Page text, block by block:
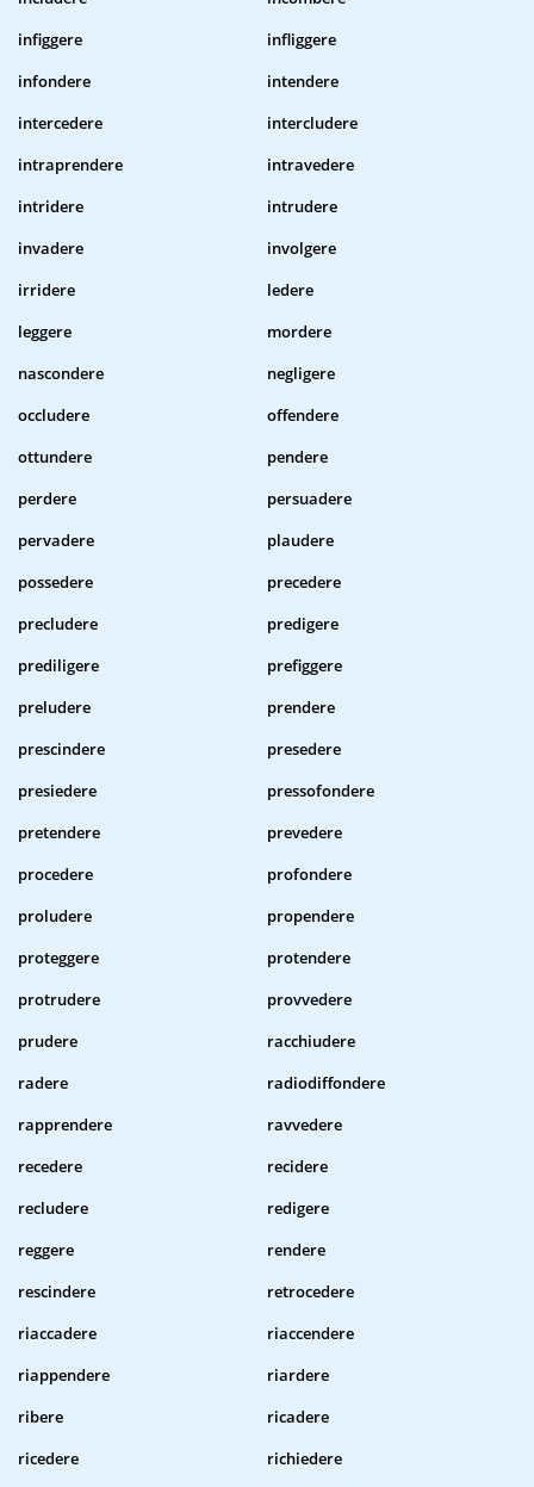
infiggere
infliggere
infondere
intendere
intercedere
intercludere
intraprendere
intravedere
intridere
intrudere
invadere
involgere
irridere
ledere
leggere
mordere
nascondere
negligere
occludere
offendere
ottundere
pendere
perdere
persuadere
pervadere
plaudere
possedere
precedere
precludere
predigere
prediligere
prefiggere
preludere
prendere
prescindere
presedere
presiedere
pressofondere
pretendere
prevedere
procedere
profondere
proludere
propendere
proteggere
protendere
protrudere
provvedere
prudere
racchiudere
radere
radiodiffondere
rapprendere
ravvedere
recedere
recidere
recludere
redigere
reggere
rendere
rescindere
retrocedere
riaccadere
riaccendere
riappendere
riardere
ribere
ricadere
ricedere
richiedere